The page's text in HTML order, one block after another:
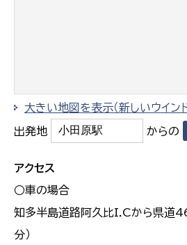
大きい地図を表示（新しいウイン
出発地 からの
アクセス
○車の場合
知多半島道路阿久比I.Cから県道
分）